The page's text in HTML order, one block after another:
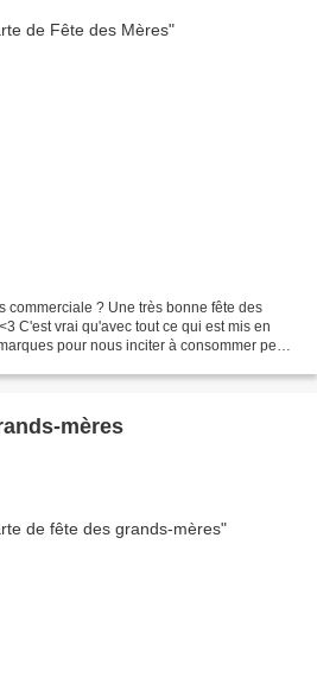
commerciale ? Une très bonne fête des
C'est vrai qu'avec tout ce qui est mis en
pour nous inciter à consommer peut
mères